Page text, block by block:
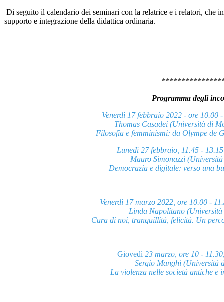
Di seguito il calendario dei seminari con la relatrice e i relatori, che
supporto e integrazione della didattica ordi­naria.
Programma degli
Venerdì 17 febbraio 2022 - ore 10.00
Thomas Casadei (Università di
Filosofia e femminismi: da Olympe de
Lunedì 27 febbraio, 11.45 -
Mauro Simonazzi
Democrazia e digitale: verso una
Venerdì 17 marzo 2022, ore 10.00 -
Linda Napolitano
Cura di noi, tranquillità, felicità. Un
Giovedì 23 marzo, ore 10 -
Sergio Manghi (Università
La violenza nelle società antiche e